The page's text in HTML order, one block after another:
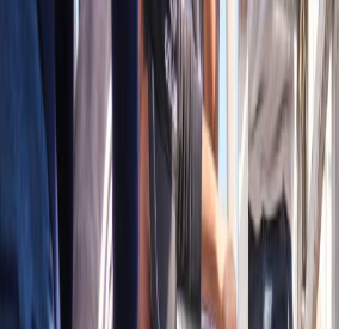
Iqtishodia
Sastra
Literasi Umat